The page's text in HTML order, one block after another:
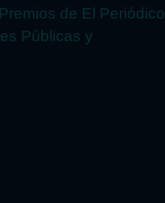
de El Periódico
Públicas y